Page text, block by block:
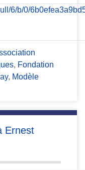
, Fondation
, Modèle
Ernest